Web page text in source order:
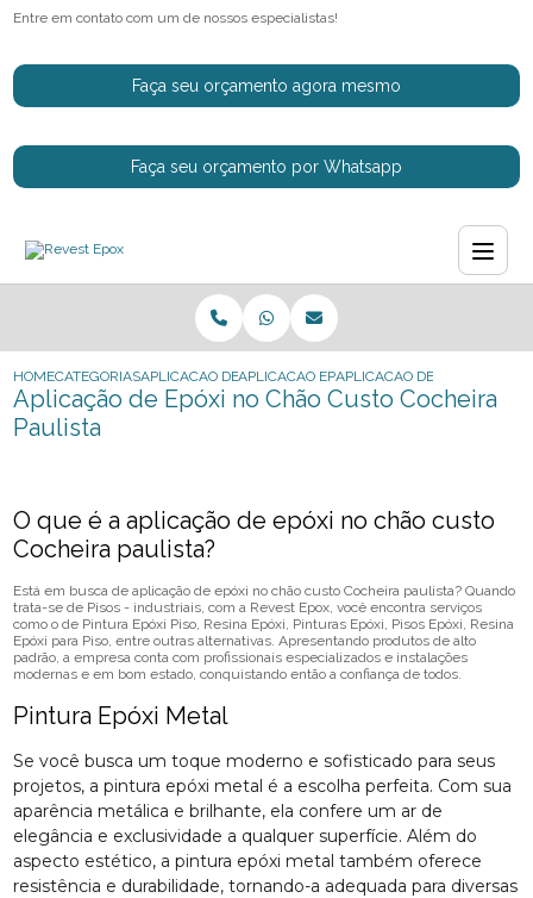
Entre em contato com um de nossos especialistas!
Faça seu orçamento agora mesmo
Faça seu orçamento por Whatsapp
HOMECATEGORIASAPLICACAO DE EPOXIAPLICACAO EPOXI PISO INDUSTRIAL
APLICACAO DE EPOXI NO
Aplicação de Epóxi no Chão Custo Cocheira
Paulista
O que é a aplicação de epóxi no chão custo
Cocheira paulista?
Está em busca de aplicação de epóxi no chão custo Cocheira paulista? Quando
trata-se de Pisos - industriais, com a Revest Epox, você encontra serviços
como o de Pintura Epóxi Piso, Resina Epóxi, Pinturas Epóxi, Pisos Epóxi, Resina
Epóxi para Piso, entre outras alternativas. Apresentando produtos de alto
padrão, a empresa conta com profissionais especializados e instalações
modernas e em bom estado, conquistando então a confiança de todos.
Pintura Epóxi Metal
Se você busca um toque moderno e sofisticado para seus
projetos, a pintura epóxi metal é a escolha perfeita. Com sua
aparência metálica e brilhante, ela confere um ar de
elegância e exclusividade a qualquer superfície. Além do
aspecto estético, a pintura epóxi metal também oferece
resistência e durabilidade, tornando-a adequada para diversas